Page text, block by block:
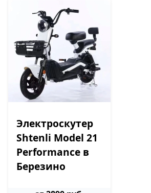
Электроскутер
Shtenli Model 21
Performance в
Березино